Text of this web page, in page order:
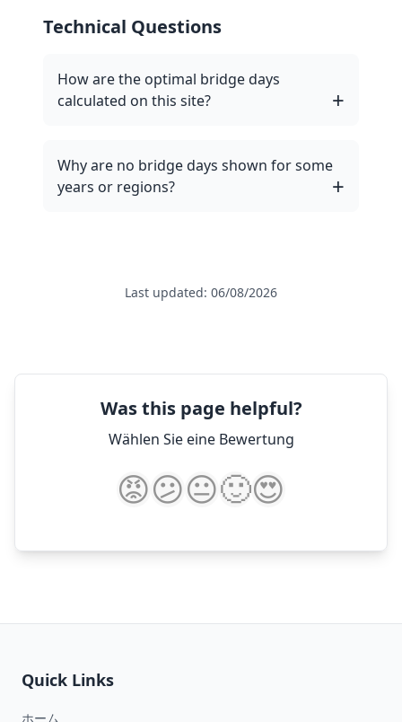
Technical Questions
How are the optimal bridge days
calculated on this site?
Why are no bridge days shown for some
years or regions?
Last updated: 06/08/2026
Was this page helpful?
Wählen Sie eine Bewertung
😡😕😐🙂😍
Quick Links
ホーム